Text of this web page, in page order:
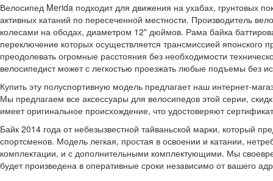
Велосипед Merida подходит для движения на ухабах, грунтовых
активных катаний по пересеченной местности. Производитель
колесами на ободах, диаметром 12" дюймов. Рама байка
переключение которых осуществляется трансмиссией японского
преодолевать огромные расстояния без необходимости
велосипедист может с легкостью проезжать любые подъемы без
Купить эту полуспортивную модель предлагает наш интернет-
Мы предлагаем все аксессуары для велосипедов этой серии,
имеет оригинальное происхождение, что удостоверяют
Байк 2014 года от небезызвестной тайваньской марки, который
спортсменов. Модель легкая, простая в освоении и катании,
комплектации, и с дополнительными комплектующими. Мы
будет произведена в оперативные сроки независимо от вашего